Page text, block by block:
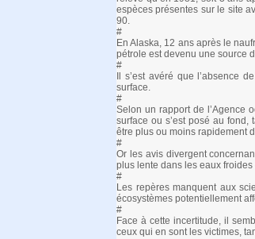
espèces présentes sur le site
90.
#
En Alaska, 12 ans après le
pétrole est devenu une source
#
Il s’est avéré que l’absence
surface.
#
Selon un rapport de l’Agence
surface ou s’est posé au
être plus ou moins rapidement
#
Or les avis divergent
plus lente dans les eaux
#
Les repères manquent aux
écosystèmes potentiellement
#
Face à cette incertitude, il
ceux qui en sont les victimes,